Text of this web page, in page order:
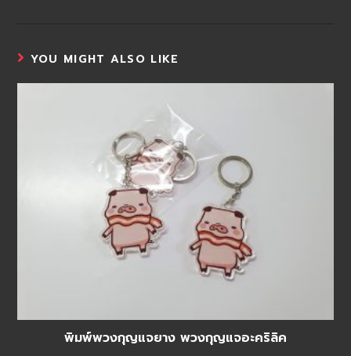
YOU MIGHT ALSO LIKE
พิมพ์พวงกุญแจยาง พวงกุญแจอะคริลิค